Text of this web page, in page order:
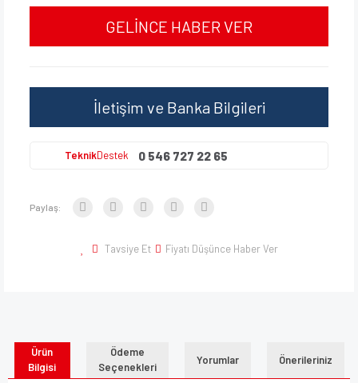
GELİNCE HABER VER
İletişim ve Banka Bilgileri
TeknikDestek 0 546 727 22 65
Paylaş:
Tavsiye Et Fiyatı Düşünce Haber Ver
Ürün
Bilgisi
Ödeme
Seçenekleri
Yorumlar Önerileriniz